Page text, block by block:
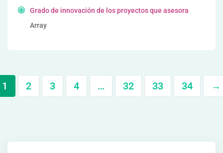
Grado de innovación de los proyectos que asesora
Array
1 2 3 4 … 32 33 34 →